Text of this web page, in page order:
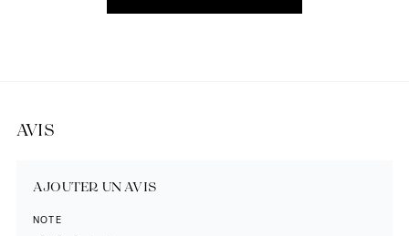
AVIS
AJOUTER UN AVIS
NOTE